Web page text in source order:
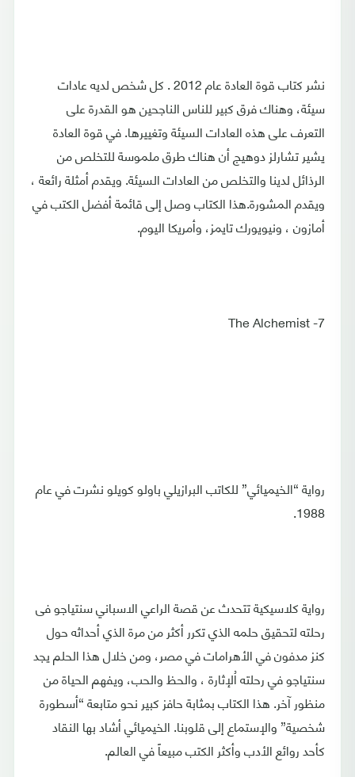
نشر كتاب قوة العادة عام 2012 . كل شخص لديه عادات
سيئة، وهناك فرق كبير للناس الناجحين هو القدرة على
التعرف على هذه العادات السيئة وتغييرها. في قوة العادة
يشير تشارلز دوهيج أن هناك طرق ملموسة للتخلص من
الرذائل لدينا والتخلص من العادات السيئة. ويقدم أمثلة رائعة ،
ويقدم المشورة.هذا الكتاب وصل إلى قائمة أفضل الكتب في
أمازون ، ونيويورك تايمز، وأمريكا اليوم.
7- The Alchemist
رواية “الخيميائي” للكاتب البرازيلي باولو كويلو نشرت في عام
1988.
رواية كلاسيكية تتحدث عن قصة الراعي الاسباني سنتياجو فى
رحلته لتحقيق حلمه الذي تكرر أكثر من مرة الذي أحداثه حول
كنز مدفون في الأهرامات في مصر، ومن خلال هذا الحلم يجد
سنتياجو في رحلته اُلإثارة ، والحظ والحب، ويفهم الحياة من
منظور آخر. هذا الكتاب بمثابة حافز كبير نحو متابعة “أسطورة
شخصية” والإستماع إلى قلوبنا. الخيميائي أشاد بها النقاد
كأحد روائع الأدب وأكثر الكتب مبيعاً في العالم.